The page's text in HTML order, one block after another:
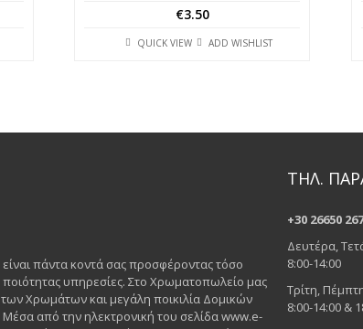
€3.50
QUICK VIEW ADD WISHLIST
πάντα κοντά σας προσφέροντας τόσο
υπηρεσίες. Στο Χρωματοπωλείο μας
Χρωμάτων και μεγάλη ποικιλία Δομικών
από την ηλεκτρονική του σελίδα www.e-
ΤΗΛ.
+30 26650
Δευτέρα,
8:00-14:00
Τρίτη,
8:00-14:00 &